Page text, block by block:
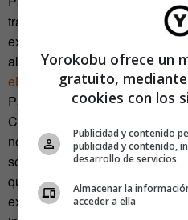
traje de novia que apenas
existen decenas de webs
alquilar o intercambiar esos
eBay
NeighborGoods,
Para qué necesito comprar
Cloudliving es una vida P2P,
no sólo ordenador a
sólo lo que se necesita y, lo
que otro lo aproveche,
existentes. Una vuelta a los
Yorokobu ofrece un
gratuito,
cookies con los
Publicidad y contenido
publicidad y contenido,
desarrollo de servicios
Almacenar la
acceder a ella